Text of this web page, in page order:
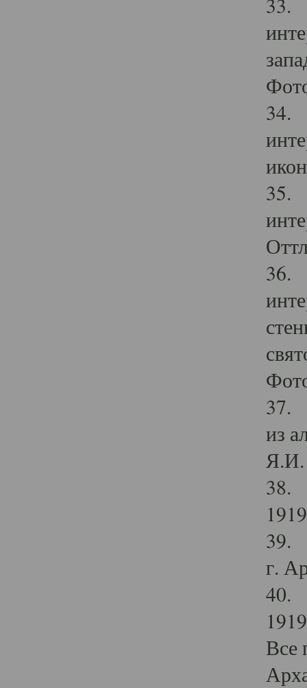
34.
35.
36.
37.
из
Я.И.
38.
39.
г.
40.
Все